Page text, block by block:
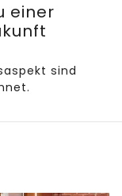
einer
sind